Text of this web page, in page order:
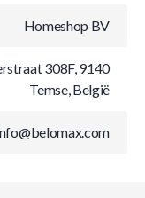
Homeshop BV
308F, 9140
Temse, België